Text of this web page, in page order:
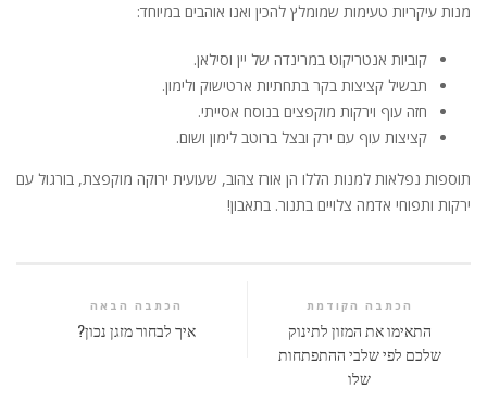
מנות עיקריות טעימות שמומלץ להכין ואנו אוהבים במיוחד:
קוביות אנטריקוט במרינדה של יין וסילאן.
תבשיל קציצות בקר בתחתיות ארטישוק ולימון.
חזה עוף וירקות מוקפצים בנוסח אסייתי.
קציצות עוף עם ירק ובצל ברוטב לימון ושום.
תוספות נפלאות למנות הללו הן אורז צהוב, שעועית ירוקה מוקפצת, בורגול עם
ירקות ותפוחי אדמה צלויים בתנור. בתאבון!
הכתבה הקודמת
התאימו את המזון לתינוק
שלכם לפי שלבי ההתפתחות
שלו
הכתבה הבאה
איך לבחור מזגן נכון?